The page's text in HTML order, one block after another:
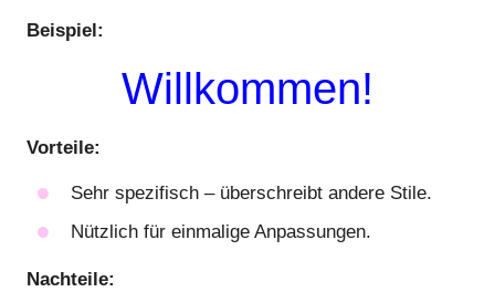
Beispiel:
Willkommen!
Vorteile:
Sehr spezifisch – überschreibt andere Stile.
Nützlich für einmalige Anpassungen.
Nachteile: